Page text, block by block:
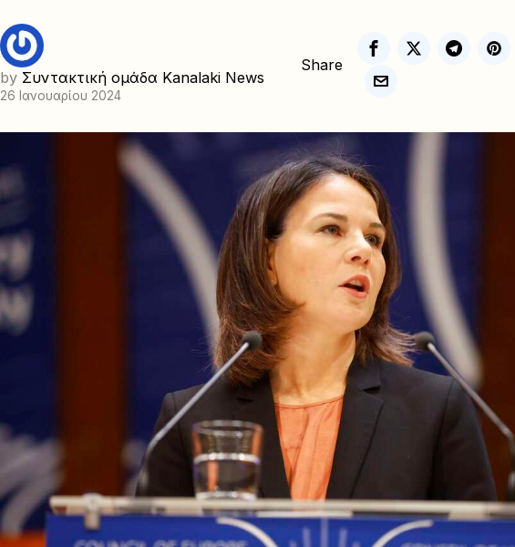
by Συντακτική ομάδα Kanalaki News
26 Ιανουαρίου 2024
Share